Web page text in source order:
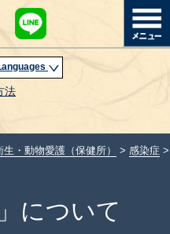
法
・動物愛護（保健所） > 感染症 >
について